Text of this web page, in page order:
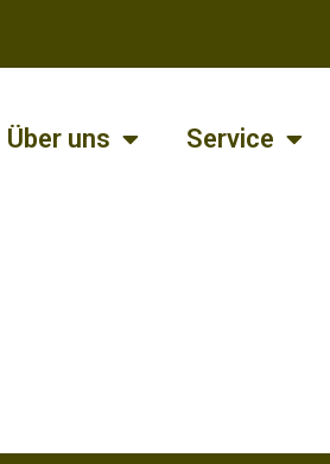
Über uns Service